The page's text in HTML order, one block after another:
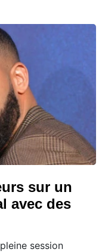
sur un
avec des
session